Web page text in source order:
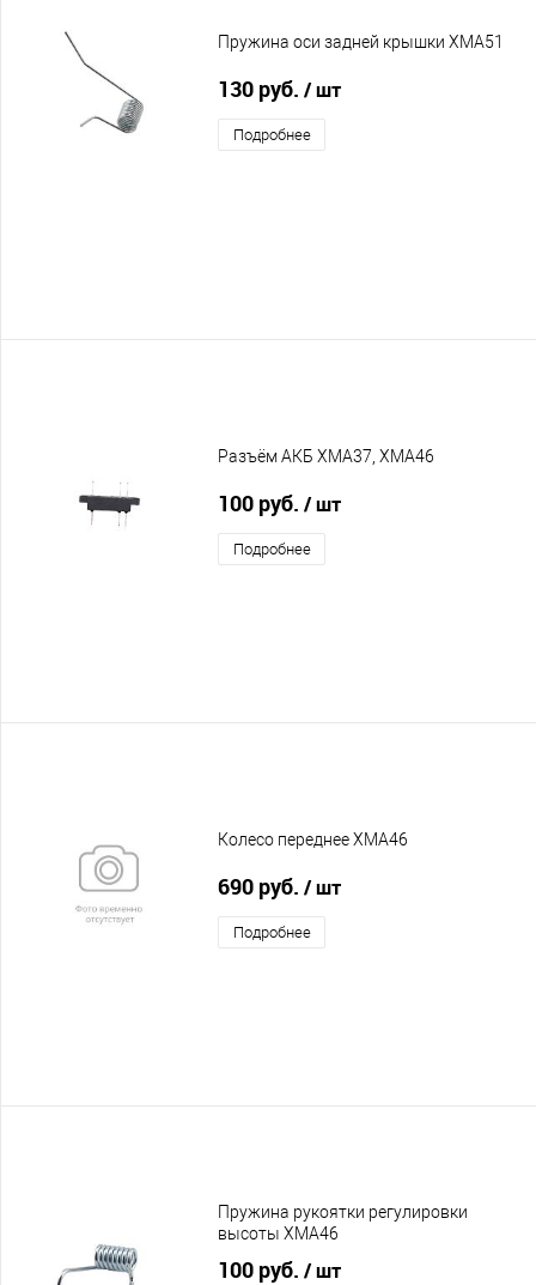
Пружина оси задней крышки XMA51
130 руб. / шт
Подробнее
Разъём АКБ XMA37, XMA46
100 руб. / шт
Подробнее
Колесо переднее XMA46
690 руб. / шт
Подробнее
Пружина рукоятки регулировки
высоты XMA46
100 руб. / шт